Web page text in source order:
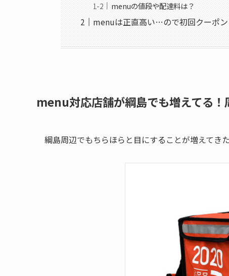
menuの値段や配達料は？
menuは正直高い…ので初回クーポ
menu対応店舗が綱島でも増えてる！
綱島周辺でもちらほらと目にすることが増えてき